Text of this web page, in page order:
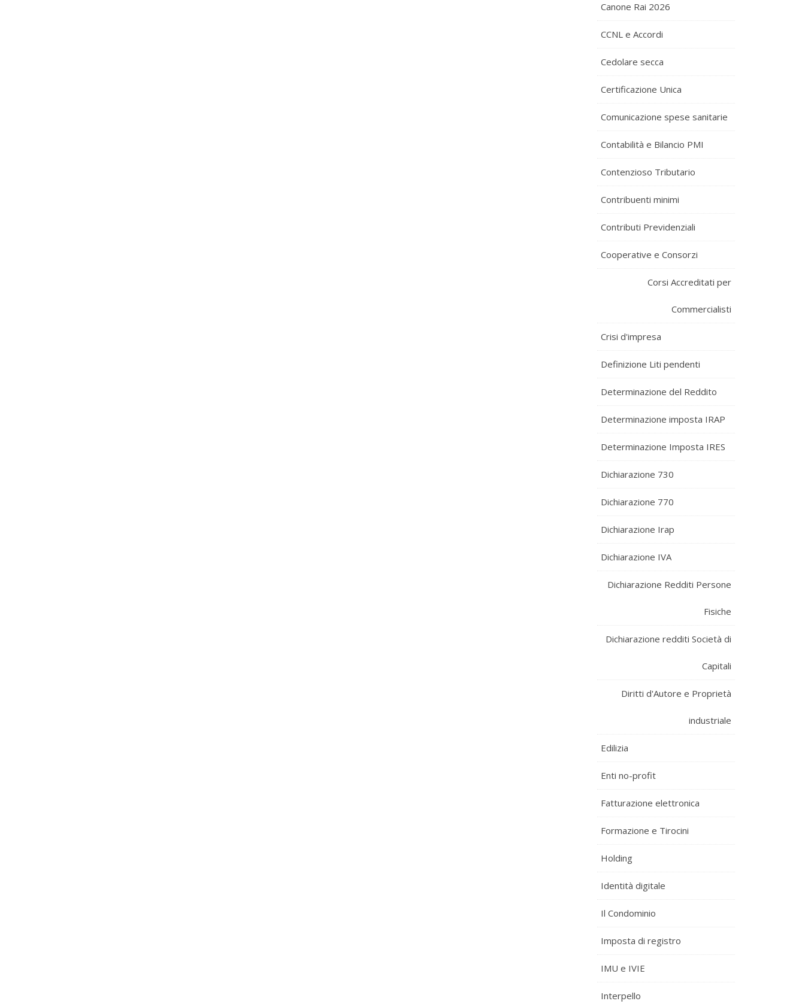
Canone Rai 2026
CCNL e Accordi
Cedolare secca
Certificazione Unica
Comunicazione spese sanitarie
Contabilità e Bilancio PMI
Contenzioso Tributario
Contribuenti minimi
Contributi Previdenziali
Cooperative e Consorzi
Corsi Accreditati per
Commercialisti
Crisi d'impresa
Definizione Liti pendenti
Determinazione del Reddito
Determinazione imposta IRAP
Determinazione Imposta IRES
Dichiarazione 730
Dichiarazione 770
Dichiarazione Irap
Dichiarazione IVA
Dichiarazione Redditi Persone
Fisiche
Dichiarazione redditi Società di
Capitali
Diritti d'Autore e Proprietà
industriale
Edilizia
Enti no-profit
Fatturazione elettronica
Formazione e Tirocini
Holding
Identità digitale
Il Condominio
Imposta di registro
IMU e IVIE
Interpello